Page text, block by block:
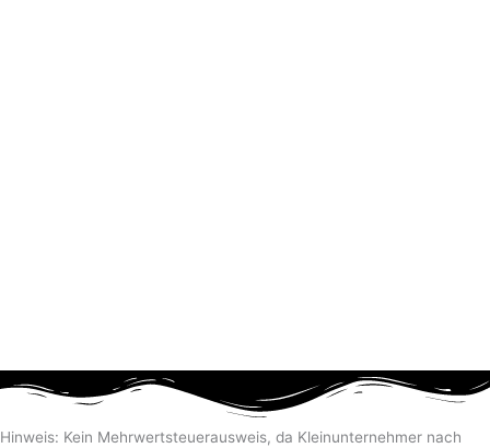
Hinweis: Kein Mehrwertsteuerausweis, da Kleinunternehmer nach